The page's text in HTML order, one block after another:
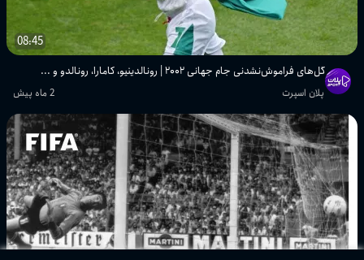
08:45
گل‌های فراموش‌نشدنی جام جهانی ۲۰۰۲ | رونالدینیو، کامارا، رونالدو و ...
پلان اسپرت 2 ماه پیش